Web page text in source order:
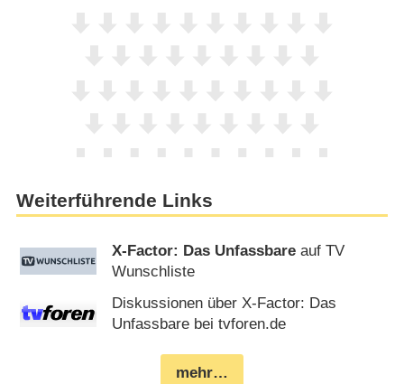
Weiterführende Links
X-Factor: Das Unfassbare auf TV
Wunschliste
Diskussionen über X-Factor: Das
Unfassbare bei tvforen.de
mehr…